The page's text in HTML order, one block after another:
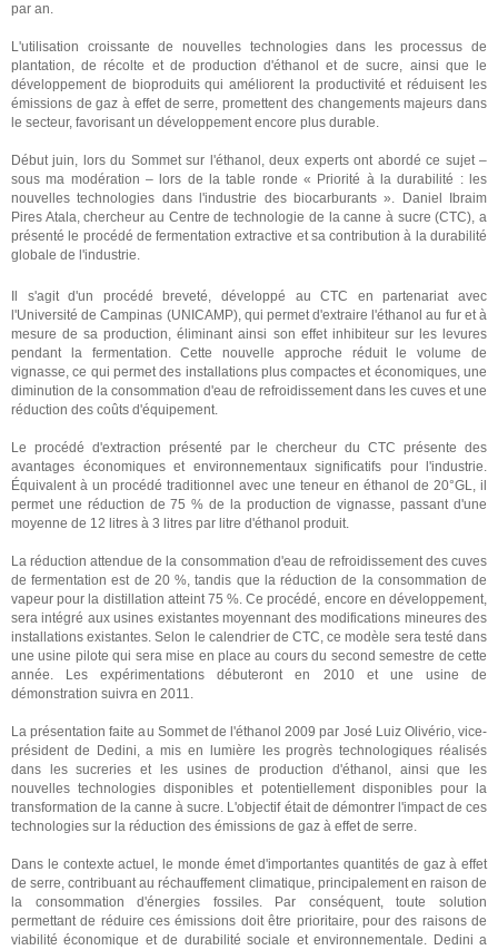
par an.
L'utilisation croissante de nouvelles technologies dans les processus de
plantation, de récolte et de production d'éthanol et de sucre, ainsi que le
développement de bioproduits qui améliorent la productivité et réduisent les
émissions de gaz à effet de serre, promettent des changements majeurs dans
le secteur, favorisant un développement encore plus durable.
Début juin, lors du Sommet sur l'éthanol, deux experts ont abordé ce sujet –
sous ma modération – lors de la table ronde « Priorité à la durabilité : les
nouvelles technologies dans l'industrie des biocarburants ». Daniel Ibraim
Pires Atala, chercheur au Centre de technologie de la canne à sucre (CTC), a
présenté le procédé de fermentation extractive et sa contribution à la durabilité
globale de l'industrie.
Il s'agit d'un procédé breveté, développé au CTC en partenariat avec
l'Université de Campinas (UNICAMP), qui permet d'extraire l'éthanol au fur et à
mesure de sa production, éliminant ainsi son effet inhibiteur sur les levures
pendant la fermentation. Cette nouvelle approche réduit le volume de
vignasse, ce qui permet des installations plus compactes et économiques, une
diminution de la consommation d'eau de refroidissement dans les cuves et une
réduction des coûts d'équipement.
Le procédé d'extraction présenté par le chercheur du CTC présente des
avantages économiques et environnementaux significatifs pour l'industrie.
Équivalent à un procédé traditionnel avec une teneur en éthanol de 20°GL, il
permet une réduction de 75 % de la production de vignasse, passant d'une
moyenne de 12 litres à 3 litres par litre d'éthanol produit.
La réduction attendue de la consommation d'eau de refroidissement des cuves
de fermentation est de 20 %, tandis que la réduction de la consommation de
vapeur pour la distillation atteint 75 %. Ce procédé, encore en développement,
sera intégré aux usines existantes moyennant des modifications mineures des
installations existantes.Selon le calendrier de CTC, ce modèle sera testé dans
une usine pilote qui sera mise en place au cours du second semestre de cette
année. Les expérimentations débuteront en 2010 et une usine de
démonstration suivra en 2011.
La présentation faite au Sommet de l'éthanol 2009 par José Luiz Olivério, vice-
président de Dedini, a mis en lumière les progrès technologiques réalisés
dans les sucreries et les usines de production d'éthanol, ainsi que les
nouvelles technologies disponibles et potentiellement disponibles pour la
transformation de la canne à sucre. L'objectif était de démontrer l'impact de ces
technologies sur la réduction des émissions de gaz à effet de serre.
Dans le contexte actuel, le monde émet d'importantes quantités de gaz à effet
de serre, contribuant au réchauffement climatique, principalement en raison de
la consommation d'énergies fossiles. Par conséquent, toute solution
permettant de réduire ces émissions doit être prioritaire, pour des raisons de
viabilité économique et de durabilité sociale et environnementale. Dedini a